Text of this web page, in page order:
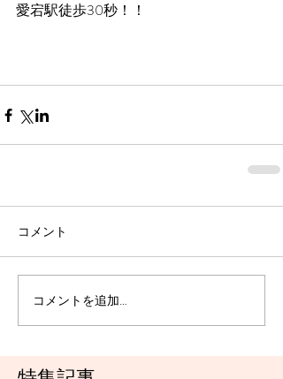
愛宕駅徒歩30秒！！
コメント
コメントを追加…